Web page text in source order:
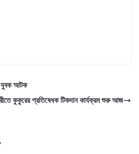
যুবক আটক
কুকুরের প্রতিষেধক টিকদান কার্যক্রম শুরু আজ